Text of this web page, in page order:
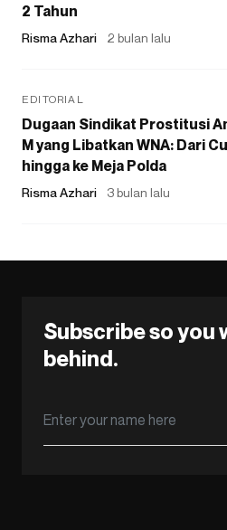
2 Tahun
Risma Azhari 2 bulan lalu
EDITORIAL
Dugaan Sindikat Prostitusi
M yang Libatkan WNA: Dari
hingga ke Meja Polda
Risma Azhari 3 bulan lalu
Subscribe so you
behind.